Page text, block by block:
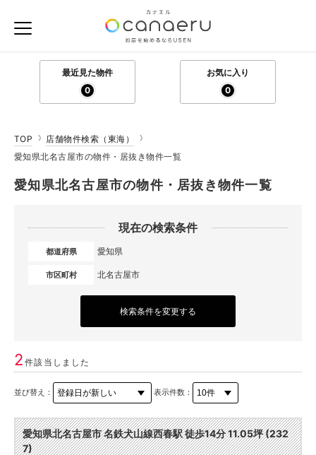
最近見た物件
0
お気に入り
0
TOP
店舗物件検索（東海）
愛知県北名古屋市の物件・居抜き物件一覧
愛知県北名古屋市の物件・居抜き物件一覧
現在の検索条件
都道府県 愛知県
市区町村 北名古屋市
検索条件を変更する
2件該当しました
並び替え： 表示件数：
愛知県北名古屋市 名鉄犬山線西春駅 徒歩14分 11.05坪 (232
7)